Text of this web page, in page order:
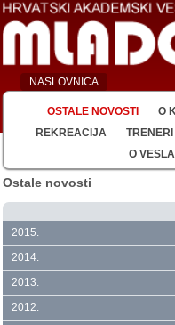
NASLOVNICA
OSTALE NOVOSTI O
REKREACIJA
TRENERI
O
Ostale novosti
2015.
2014.
2013.
2012.